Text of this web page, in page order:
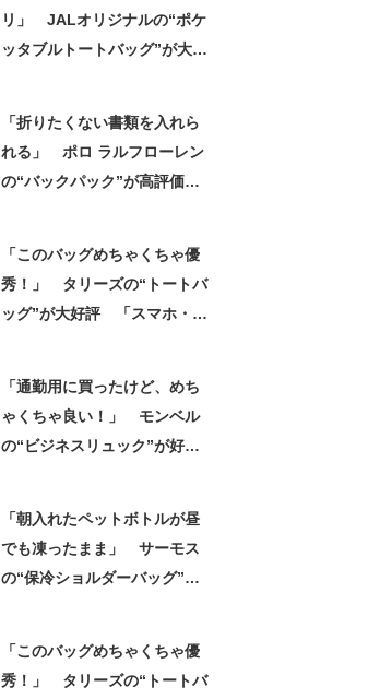
リ」 JALオリジナルの“ポケ
ッタブルトートバッグ”が大好
「折りたくない書類を入れら
れる」 ポロ ラルフローレン
の“バックパック”が高評価
「このバッグめちゃくちゃ優
秀！」 タリーズの“トートバ
ッグ”が大好評 「スマホ・財
「通勤用に買ったけど、めち
ゃくちゃ良い！」 モンベル
の“ビジネスリュック”が好
「朝入れたペットボトルが昼
でも凍ったまま」 サーモス
の“保冷ショルダーバッグ”が
「このバッグめちゃくちゃ優
秀！」 タリーズの“トートバ